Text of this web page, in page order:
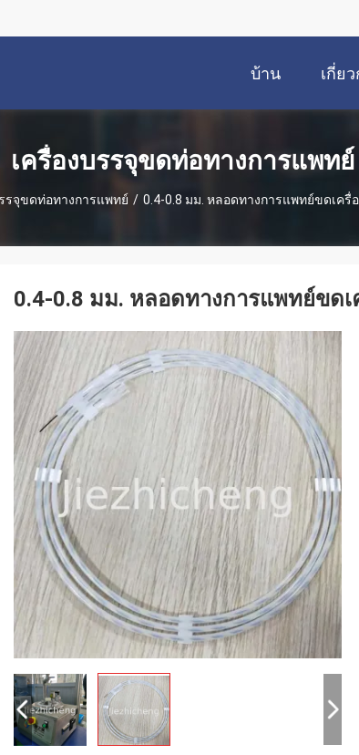
บ้าน เกี่ย
เครื่องบรรจุขดท่อทางการแพ
รจุขดท่อทางการแพทย์ / 0.4-0.8 มม. หลอดทางการแพทย์ขดเ
0.4-0.8 มม. หลอดทางการแพทย์ข